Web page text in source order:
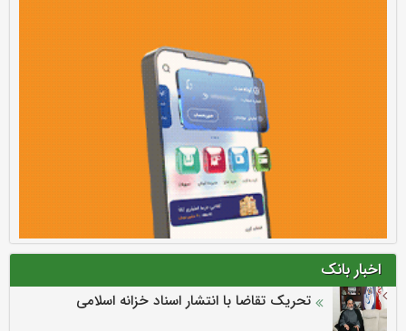
اخبار بانک
تحریک تقاضا با انتشار اسناد خزانه اسلامی